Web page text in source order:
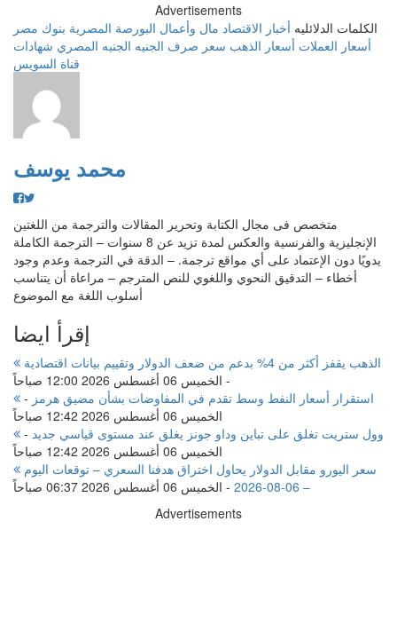
Advertisements
الكلمات الدلائليه أخبار الاقتصاد مال وأعمال البورصة المصرية بنوك مصر
أسعار العملات أسعار الذهب سعر صرف الجنيه الجنيه المصري شهادات
قناة السويس
محمد يوسف
متخصص فى مجال الكتابة وتحرير المقالات والترجمة من اللغتين
الإنجليزية والفرنسية والعكس لمدة تزيد عن 8 سنوات – الترجمة الكاملة
يدويًا دون الإعتماد على أي مواقع ترجمة. – الدقة في الترجمة وعدم وجود
أخطاء – التدقيق النحوي واللغوي للنص المترجم – مراعاة أن يتناسب
أسلوب اللغة مع الموضوع
إقرأ ايضا
الذهب يقفز أكثر من 4% بدعم من ضعف الدولار وتقييم بيانات اقتصادية
- الخميس 06 أغسطس 2026 12:00 صباحاً
استقرار أسعار النفط وسط تقدم في المفاوضات بشأن مضيق هرمز -
الخميس 06 أغسطس 2026 12:42 صباحاً
وول ستريت تغلق على تباين وداو جونز يغلق عند مستوى قياسي جديد -
الخميس 06 أغسطس 2026 12:42 صباحاً
– 06-08-2026
- الخميس 06 أغسطس 2026 06:37 صباحاً
Advertisements